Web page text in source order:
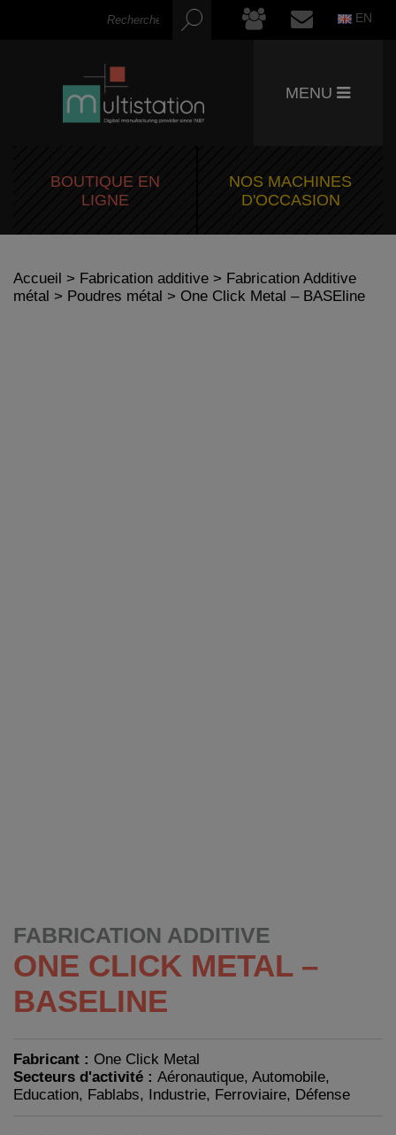
EN
MENU
BOUTIQUE EN
LIGNE
NOS MACHINES
D'OCCASION
Accueil > Fabrication additive > Fabrication Additive
métal > Poudres métal > One Click Metal – BASEline
FABRICATION ADDITIVE
ONE CLICK METAL –
BASELINE
Fabricant : One Click Metal
Secteurs d'activité : Aéronautique, Automobile,
Education, Fablabs, Industrie, Ferroviaire, Défense